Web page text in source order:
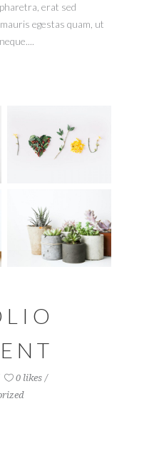
erat sed
egestas quam, ut
0 likes